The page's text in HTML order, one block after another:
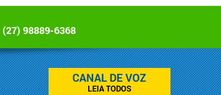
(27) 98889-6368
CANAL DE VOZ
LEIA TODOS